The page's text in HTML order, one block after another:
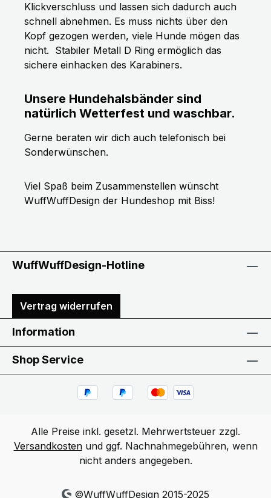
Klickverschluss und lassen sich dadurch auch
schnell abnehmen. Es muss nichts über den
Kopf gezogen werden, viele Hunde mögen das
nicht. Stabiler Metall D Ring ermöglich das
sichere einhacken des Karabiners.
Unsere Hundehalsbänder sind
natürlich Wetterfest und waschbar.
Gerne beraten wir dich auch telefonisch bei
Sonderwünschen.
Viel Spaß beim Zusammenstellen wünscht
WuffWuffDesign der Hundeshop mit Biss!
WuffWuffDesign-Hotline
Vertrag widerrufen
Information
Shop Service
Alle Preise inkl. gesetzl. Mehrwertsteuer zzgl.
Versandkostenund ggf. Nachnahmegebühren, wenn
nicht anders angegeben.
©WuffWuffDesign 2015-2025